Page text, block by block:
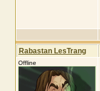
Rabastan LesTrang
Offline